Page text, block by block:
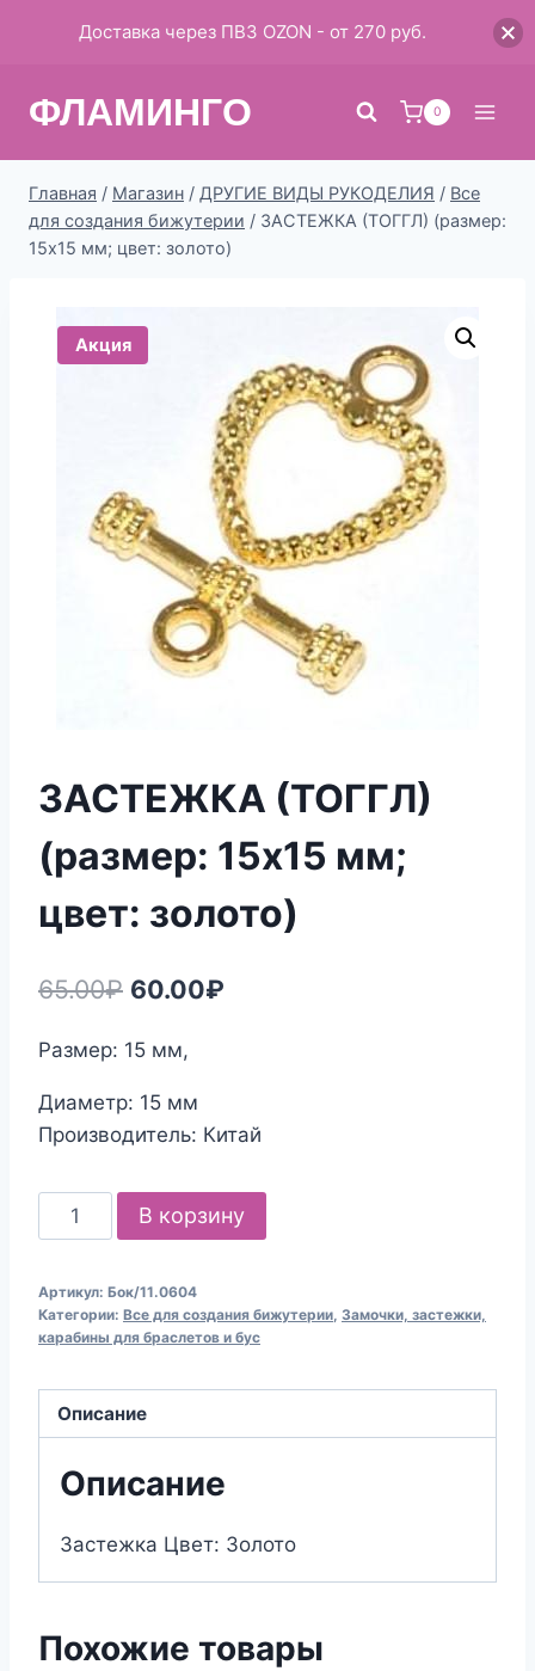
ФЛАМИНГО 0
Главная / Магазин / ДРУГИЕ ВИДЫ РУКОДЕЛИЯ / Все
для создания бижутерии / ЗАСТЕЖКА (ТОГГЛ) (размер:
15х15 мм; цвет: золото)
Акция
ЗАСТЕЖКА (ТОГГЛ)
(размер: 15х15 мм;
цвет: золото)
65.00₽ Первоначальная
составляла
65.00₽.
60.00₽
Размер: 15 мм,
Диаметр: 15 мм
Производитель: Китай
Количество
товара
(ТОГГЛ)
(размер:
цвет:
В корзину
Артикул: Бок/11.0604
Категории: Все для создания бижутерии Замочки, застежки,
карабины для браслетов и бус
Описание
Описание
Застежка Цвет: Золото
Похожие товары
Доставка через ПВЗ OZON - от 270 руб.